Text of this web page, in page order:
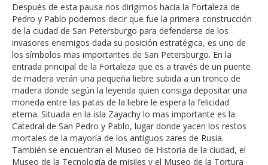
Después de esta pausa nos dirigimos hacia la Fortaleza de
Pedro y Pablo podemos decir que fue la primera construcción
de la ciudad de San Petersburgo para defenderse de los
invasores enemigos dada su posición estratégica, es uno de
los símbolos mas importantes de San Petersburgo. En la
entrada principal de la Fortaleza que es a través de un puente
de madera verán una pequeña liebre subida a un tronco de
madera donde según la leyenda quien consiga depositar una
moneda entre las patas de la liebre le espera la felicidad
eterna. Situada en la isla Zayachy lo mas importante es la
Catedral de San Pedro y Pablo, lugar donde yacen los restos
mortales de la mayoría de los antiguos zares de Rusia.
También se encuentran el Museo de Historia de la ciudad, el
Museo de la Tecnología de misiles y el Museo de la Tortura